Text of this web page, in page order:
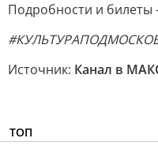
Подробности и
Источник: Канал в
ТОП